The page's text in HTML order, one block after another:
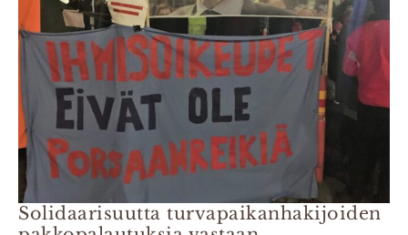
Solidaarisuutta turvapaikan­hakijoiden